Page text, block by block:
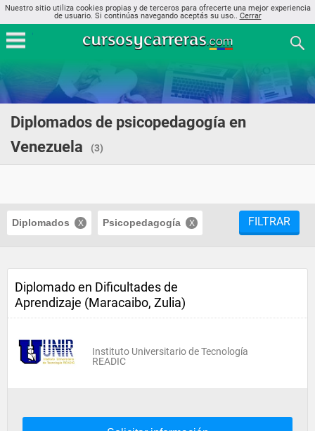
Nuestro sitio utiliza cookies propias y de terceros para ofrecerte una mejor experiencia
de usuario. Si continúas navegando aceptás su uso.. Cerrar
Diplomados de psicopedagogía en
Venezuela
(3)
Diplomados Psicopedagogía FILTRAR
Diplomado en Dificultades de
Aprendizaje (Maracaibo, Zulia)
Instituto Universitario de Tecnología
READIC